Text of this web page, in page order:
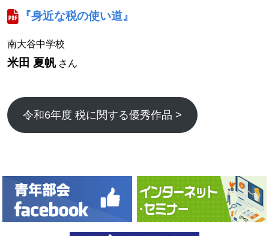
『身近な税の使い道』
南大谷中学校
米田 夏帆さん
令和6年度 税に関する優秀作品 >